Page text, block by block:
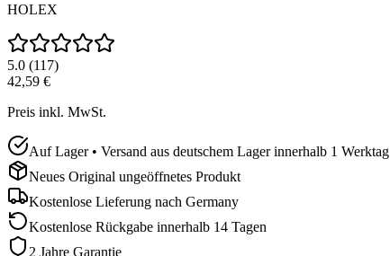
HOLEX
5.0 (117)
42,59 €
Preis inkl. MwSt.
Auf Lager • Versand aus deutschem Lager innerhalb 1 Werktag
Neues Original ungeöffnetes Produkt
Kostenlose Lieferung nach Germany
Kostenlose Rückgabe innerhalb 14 Tagen
2 Jahre Garantie